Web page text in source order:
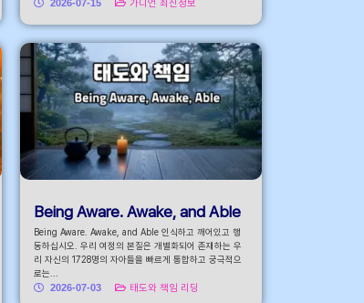
2026-07-15
가디언 최신정보
Being Aware. Awake, and Able
Being Aware. Awake, and Able 인식하고 깨어있고 행
동하십시오. 우리 여정의 본질은 개별화되어 존재하는 우
리 자신의 1728명의 자아들을 빠르게 통합하고 궁극적으
로는...
2026-07-03
태도와 책임 리딩